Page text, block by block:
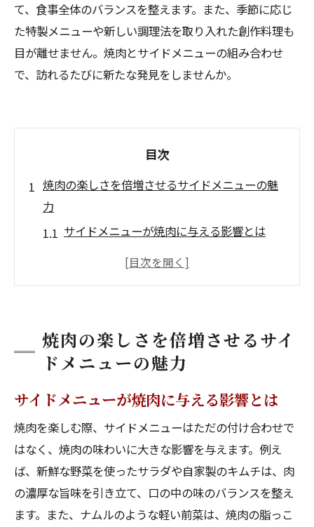
て、食事全体のバランスを整えます。また、季節に応じ
た特製メニューや新しい調理法を取り入れた創作料理も
目が離せません。焼肉とサイドメニューの組み合わせ
で、訪れるたびに新たな発見をしませんか。
目次
焼肉の楽しさを倍増させるサイドメニューの魅
力
サイドメニューが焼肉に与える影響とは
焼肉の脂を和らげるサイドメニューの役割
焼肉の美味しさを引き立てる意外なコンビ
ネーション
サイドメニューで焼肉をより豊かな体験に
新鮮野菜サラダで焼肉をさっぱり楽しむ方法
焼肉にぴったりなサラダの選び方
サラダのドレッシングで焼肉をもっと美味
しく
焼肉に合う野菜の組み合わせ
焼肉の楽しさを倍増させるサイ
ドメニューの魅力
サイドメニューが焼肉に与える影響とは
焼肉を楽しむ際、サイドメニューはただの付け合わせで
はなく、焼肉の味わいに大きな影響を与えます。例え
ば、新鮮な野菜を使ったサラダや自家製のキムチは、肉
の濃厚な旨味を引き立て、口の中の味のバランスを整え
ます。また、ナムルのような軽い前菜は、焼肉の脂っこ